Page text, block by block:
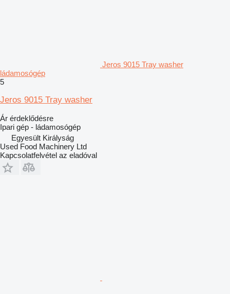
Jeros 9015 Tray washer
ládamosógép
5
Jeros 9015 Tray washer
Ár érdeklődésre
Ipari gép - ládamosógép
Egyesült Királyság
Used Food Machinery Ltd
Kapcsolatfelvétel az eladóval